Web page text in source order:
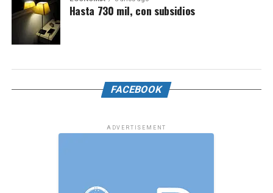
Hasta 730 mil, con subsidios
FACEBOOK
ADVERTISEMENT